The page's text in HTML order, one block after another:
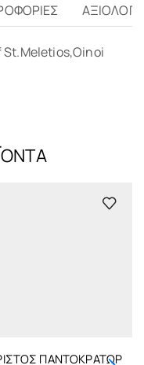
St.Meletios,Oinoi
ΠΑΝΤΟΚΡΆΤΩΡ